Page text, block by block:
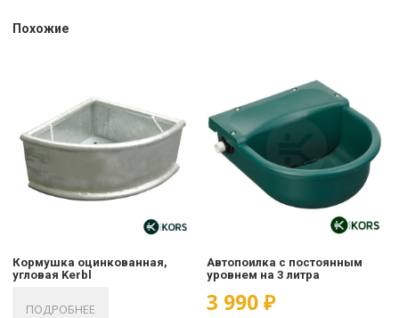
Похожие
Кормушка оцинкованная,
угловая Kerbl
ПОДРОБНЕЕ
Автопоилка с постоянным
уровнем на 3 литра
3 990₽